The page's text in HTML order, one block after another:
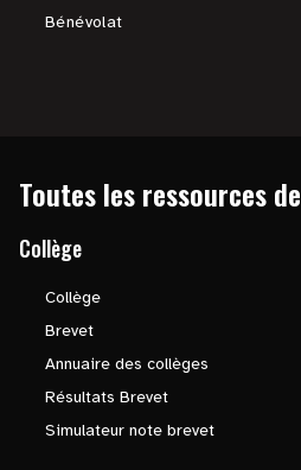
Bénévolat
Toutes les ressources de
Collège
Collège
Brevet
Annuaire des collèges
Résultats Brevet
Simulateur note brevet